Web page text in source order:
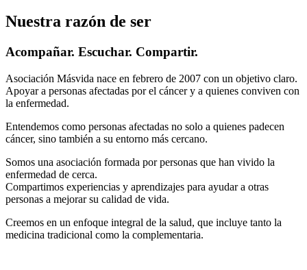
Nuestra razón de ser
Acompañar. Escuchar. Compartir.
Asociación Másvida nace en febrero de 2007 con un objetivo claro.
Apoyar a personas afectadas por el cáncer y a quienes conviven con
la enfermedad.
Entendemos como personas afectadas no solo a quienes padecen
cáncer, sino también a su entorno más cercano.
Somos una asociación formada por personas que han vivido la
enfermedad de cerca.
Compartimos experiencias y aprendizajes para ayudar a otras
personas a mejorar su calidad de vida.
Creemos en un enfoque integral de la salud, que incluye tanto la
medicina tradicional como la complementaria.